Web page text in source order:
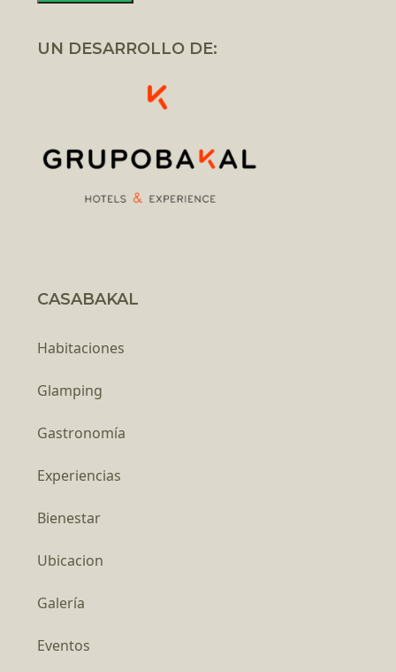
UN DESARROLLO DE:
CASABAKAL
Habitaciones
Glamping
Gastronomía
Experiencias
Bienestar
Ubicacion
Galería
Eventos